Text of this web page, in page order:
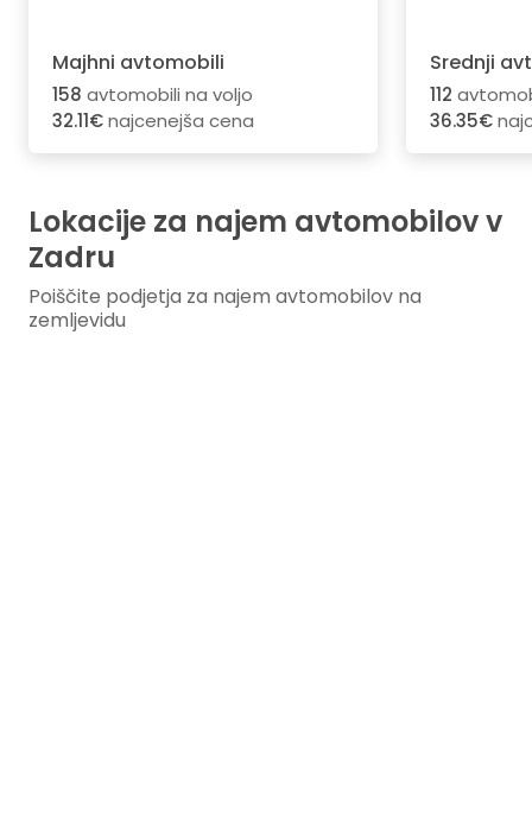
Majhni avtomobili
158 avtomobili na voljo
32.11€najcenejša cena
Srednji
112
36.35€
Lokacije za najem avtomobilov v
Zadru
Poiščite podjetja za najem avtomobilov na
zemljevidu